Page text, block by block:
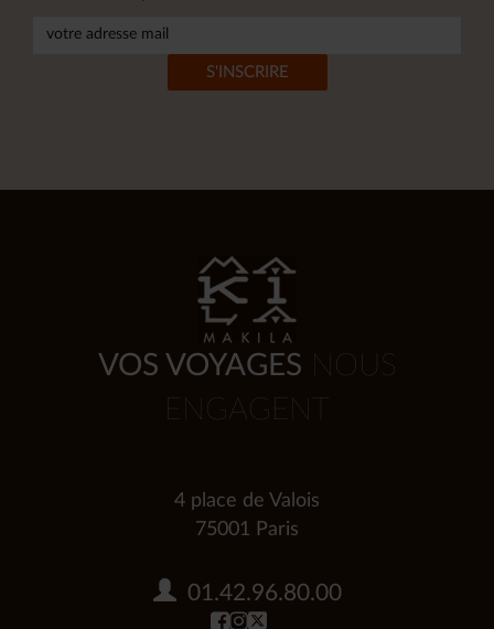
VOS VOYAGES NOUS
ENGAGENT
4 place de Valois
75001 Paris
01.42.96.80.00